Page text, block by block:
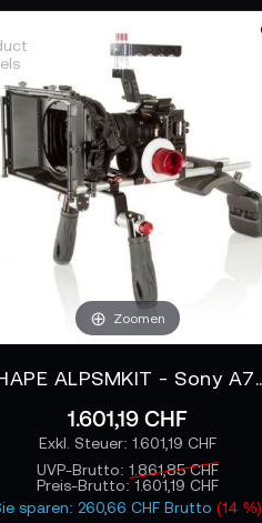
an DSLR Optiken, Cine
übersetzt jede
Cine Linsen, da die
19 Millimeter Rods
Kamerafrau nutzt diese
Das Setup bleibt
nah am Operator bleibt
am Rig und kann
Fokuspunkte beinhalten,
Zoomen
SHAPE ALPSMKIT -
1.601,19 CHF
1.601,19 CHF
UVP-Brutto: 1.861,85 CHF
Preis-Brutto: 1.601,19 CHF
sparen: 260,66 CHF Brutto(14 %)